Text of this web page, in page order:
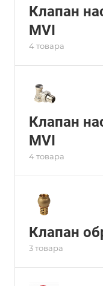
Клапан
MVI
4 товара
Клапан
MVI
4 товара
Клапан
3 товара